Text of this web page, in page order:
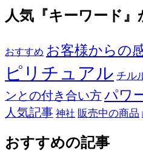
人気『キーワード』
おすすめ お客様からの
ピリチュアル チル
ンとの付き合い方パワ
人気記事 神社 販売中の商品
おすすめの記事